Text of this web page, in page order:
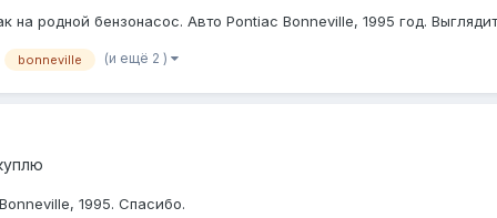
родной бензонасос. Авто Pontiac Bonneville, 1995 год.
bonneville (и ещё 2 )
1995. Спасибо.